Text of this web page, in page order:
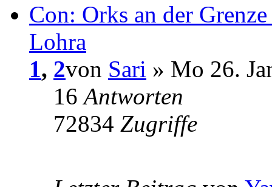
Con: Orks an der
Lohra
1, 2von Sari » Mo 26.
16Antworten
72834 Zugriffe